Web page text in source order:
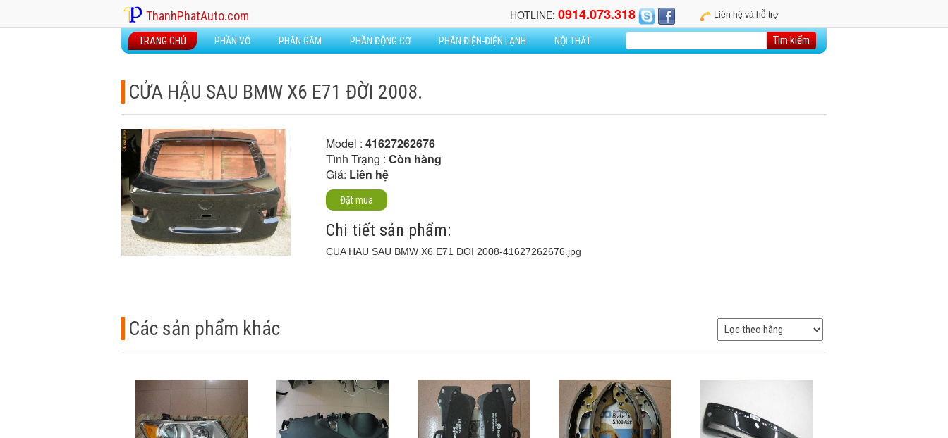
ThanhPhatAuto.com Liên hệ và hỗ trợ
HOTLINE: 0914.073.318
TRANG CHỦ PHẦN VỎ PHẦN GẦM PHẦN ĐỘNG CƠ PHẦN ĐIỆN-ĐIỆN LẠNH NỘI THẤT
CỬA HẬU SAU BMW X6 E71 ĐỜI 2008.
Model : 41627262676
Tình Trạng : Còn hàng
Giá: Liên hệ
Đặt mua
Chi tiết sản phẩm:
CUA HAU SAU BMW X6 E71 DOI 2008-41627262676.jpg
Các sản phẩm khác